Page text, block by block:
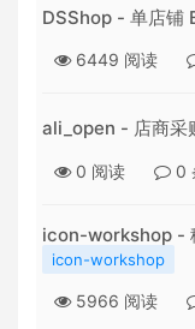
DSShop - 单店铺
6449 阅读
ali_open - 店商采
0 阅读 0
icon-workshop -
icon-workshop
5966 阅读